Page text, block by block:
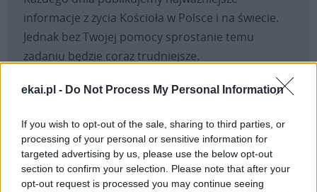
ekai.pl - Do Not Process My Personal Information
If you wish to opt-out of the sale, sharing to third parties, or
processing of your personal or sensitive information for
targeted advertising by us, please use the below opt-out
section to confirm your selection. Please note that after your
opt-out request is processed you may continue seeing
informacje z życia Kościoła w Polsce i na świecie.
Jednak bez Twojej pomocy sprostanie temu
zadaniu będzie coraz trudniejsze.
wsparcie portalu eKAI.pl za
pośrednictwem serwisu Patronite.
misję. Więcej informacji znajdziesztutaj.